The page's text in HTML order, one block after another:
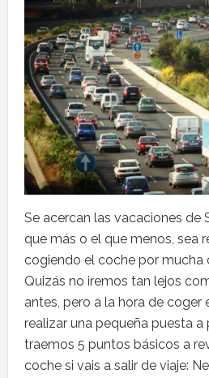
Se acercan las vacaciones de
que más o el que menos, sea
cogiendo el coche por mucha
Quizás no iremos tan lejos
antes, pero a la hora de coger
realizar una pequeña puesta a
traemos 5 puntos básicos a
coche si vais a salir de viaje: